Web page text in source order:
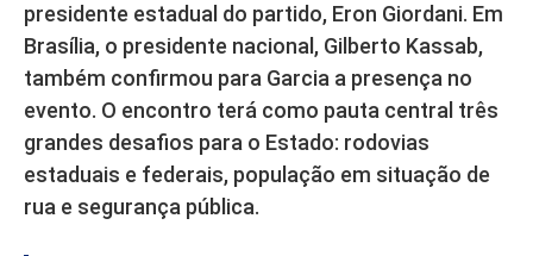
presidente estadual do partido, Eron Giordani. Em
Brasília, o presidente nacional, Gilberto Kassab,
também confirmou para Garcia a presença no
evento. O encontro terá como pauta central três
grandes desafios para o Estado: rodovias
estaduais e federais, população em situação de
rua e segurança pública.